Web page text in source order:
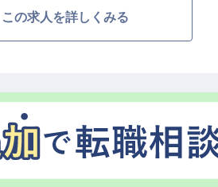
生で一度きり」という想い
この求人を詳しくみる